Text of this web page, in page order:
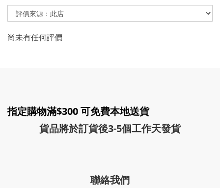
尚未有任何評價
指定購物滿$300 可免費本地送貨
貨品將於訂貨後3-5個工作天發貨
聯絡我們